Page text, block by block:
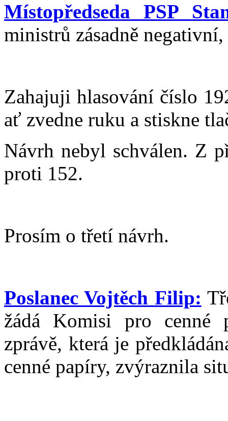
Místopředseda PSP
ministrů zásadně
Zahajuji hlasování číslo
ať zvedne ruku a stiskne
Návrh nebyl schválen. Z
proti 152.
Prosím o třetí návrh.
Poslanec Vojtěch Filip:
žádá Komisi pro cenné
zprávě, která je
cenné papíry, zvýraznila